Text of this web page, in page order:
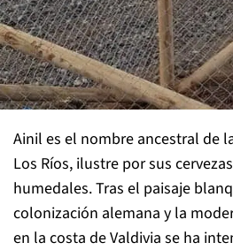
Ainil es el nombre ancestral de
Los Ríos, ilustre por sus
humedales. Tras el paisaje
colonización alemana y la
en la costa de Valdivia se ha